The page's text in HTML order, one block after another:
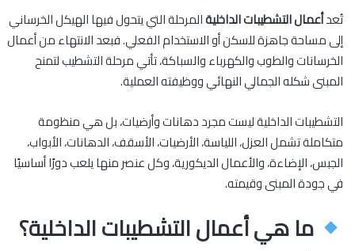
تُعدأعمال التشطيبات الداخليةالمرحلة التي يتحول فيها الهيكل الخرساني
إلى مساحة جاهزة للسكن أو الاستخدام الفعلي. فبعد الانتهاء من أعمال
الخرسانات والطوب والكهرباء والسباكة، تأتي مرحلة التشطيب لتمنح
المبنى شكله الجمالي النهائي ووظيفته العملية.
التشطيبات الداخلية ليست مجرد دهانات وأرضيات، بل هي منظومة
متكاملة تشمل العزل، اللياسة، الأرضيات، الأسقف، الدهانات، الأبواب،
الجبس، الإضاءة، والأعمال الديكورية، وكل عنصر منها يلعب دورًا أساسيًا
في جودة المبنى وقيمته.
ما هي أعمال التشطيبات الداخلية؟